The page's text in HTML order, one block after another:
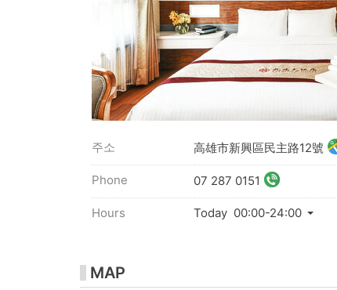
주소 高雄市新興區民主路12號
Phone 07 287 0151
Hours Today 00:00-24:00
MAP